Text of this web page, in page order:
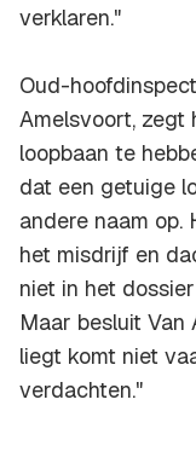
verklaren."
Oud-
Amelsvoort, zegt
loopbaan te
dat een getuige
andere naam
het misdrijf en
niet in het
Maar besluit
liegt komt niet
verdachten."